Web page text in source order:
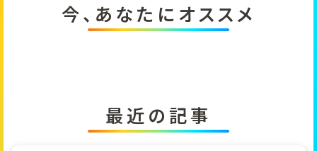
今、あなたにオススメ
最近の記事